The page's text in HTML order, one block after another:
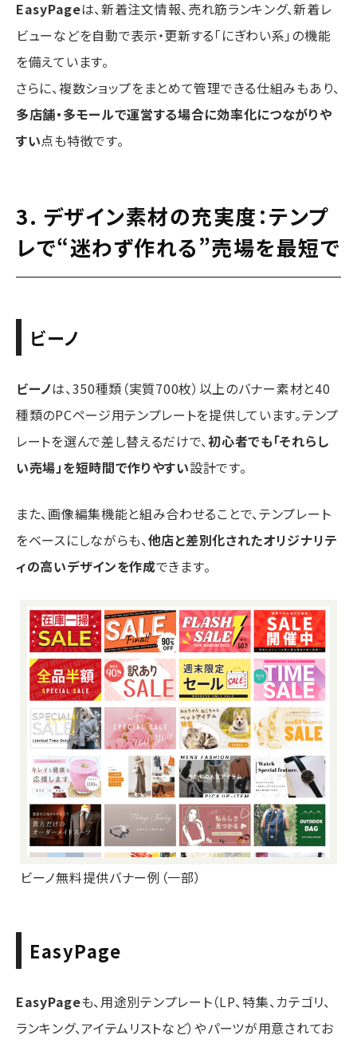
EasyPageは、新着注文情報、売れ筋ランキング、新着レ
ビューなどを自動で表示・更新する「にぎわい系」の機能
を備えています。
さらに、複数ショップをまとめて管理できる仕組みもあり、
多店舗・多モールで運営する場合に効率化につながりや
すい点も特徴です。
3. デザイン素材の充実度：テンプ
レで“迷わず作れる”売場を最短で
ビーノ
ビーノは、350種類（実質700枚）以上のバナー素材と40
種類のPCページ用テンプレートを提供しています。テンプ
レートを選んで差し替えるだけで、初心者でも「それらし
い売場」を短時間で作りやすい設計です。
また、画像編集機能と組み合わせることで、テンプレート
をベースにしながらも、他店と差別化されたオリジナリテ
ィの高いデザインを作成できます。
ビーノ無料提供バナー例（一部）
EasyPage
EasyPageも、用途別テンプレート（LP、特集、カテゴリ、
ランキング、アイテムリストなど）やパーツが用意されてお